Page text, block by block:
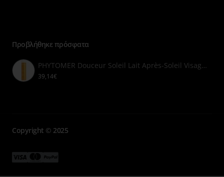
7
Προβλήθηκε πρόσφατα
PHYTOMER Douceur Soleil Lait Après-Soleil Visage et Corps 250ml
39,14€
Copyright © 2025
Μενού
ΜενούΜενού